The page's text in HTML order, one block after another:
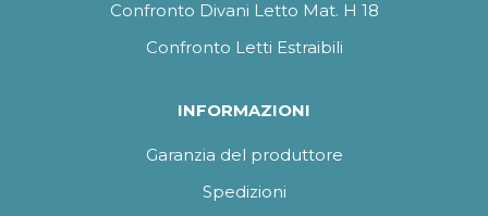
Confronto Divani Letto Mat. H 18
Confronto Letti Estraibili
INFORMAZIONI
Garanzia del produttore
Spedizioni